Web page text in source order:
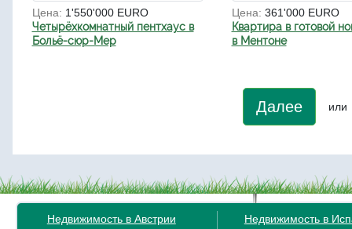
Цена: 1'550'000 EURO
Четырёхкомнатный пентхаус в
Больё-сюр-Мер
Цена: 361'000 EURO
Квартира в готовой
в Ментоне
Далее или
Недвижимость в Австрии
Недвижимость в